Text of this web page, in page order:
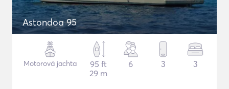
Astondoa 95
Motorová jachta
95 ft
29 m
6 3 3